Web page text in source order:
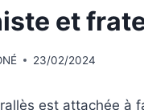
et
23/02/2024
est attachée à